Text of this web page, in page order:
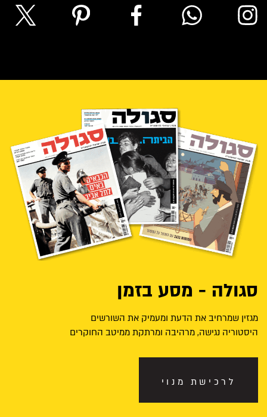
סגולה - מסע בזמן
מגזין שמרחיב את הדעת ומעמיק את השורשים
היסטוריה נגישה, מרהיבה ומרתקת ממיטב החוקרים
לרכישת מנוי